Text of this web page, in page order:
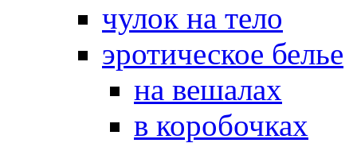
чулок на тело
эротическое белье
на вешалах
в коробочках